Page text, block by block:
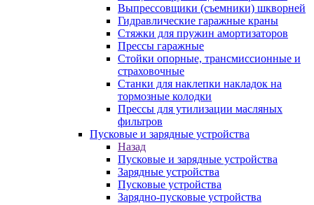
Выпрессовщики (съемники) шкворней
Гидравлические гаражные краны
Стяжки для пружин амортизаторов
Прессы гаражные
Стойки опорные, трансмиссионные и
страховочные
Станки для наклепки накладок на
тормозные колодки
Прессы для утилизации масляных
фильтров
Пусковые и зарядные устройства
Назад
Пусковые и зарядные устройства
Зарядные устройства
Пусковые устройства
Зарядно-пусковые устройства